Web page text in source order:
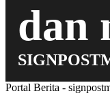
dan
Portal Berita -